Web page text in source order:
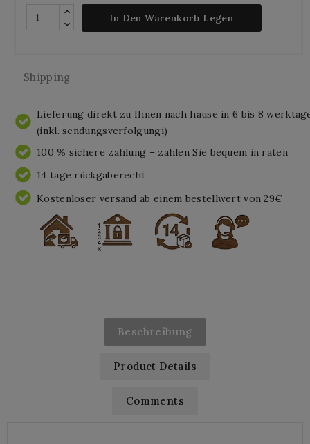
In Den Warenkorb Legen
Shipping
Lieferung direkt zu Ihnen nach hause in 6 bis 8
(inkl. sendungsverfolgungi)
100 % sichere zahlung – zahlen Sie bequem in raten
14 tage rückgaberecht
Kostenloser versand ab einem bestellwert von 29€
Beschreibung
Product Details
Comments